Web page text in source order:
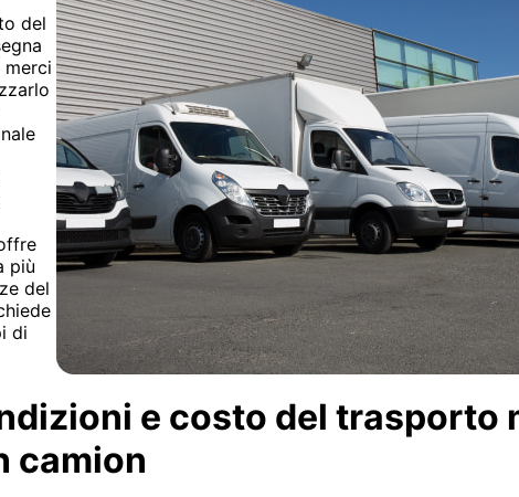
del
più
del
di
e costo del trasporto
camion